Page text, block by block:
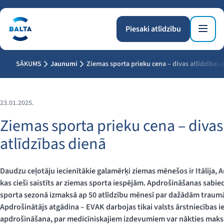
Piesaki atlīdzību
SĀKUMS Jaunumi Ziemas sporta prieku cena – divas atlīdzības
23.01.2025.
Ziemas sporta prieku cena – divas
atlīdzības dienā
Daudzu ceļotāju iecienītākie galamērķi ziemas mēnešos ir Itālija,
kas cieši saistīts ar ziemas sporta iespējām. Apdrošināšanas
sporta sezonā izmaksā ap 50 atlīdzību mēnesī par dažādām
Apdrošinātājs atgādina – EVAK darbojas tikai valsts ārstniecības
apdrošināšana, par medicīniskajiem izdevumiem var nākties